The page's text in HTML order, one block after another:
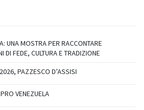
UNA MOSTRA PER RACCONTARE
DI FEDE, CULTURA E TRADIZIONE
PAZZESCO D’ASSISI
VENEZUELA